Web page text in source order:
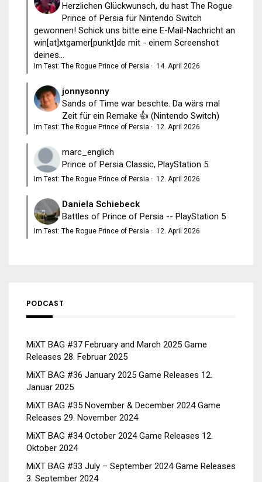
Herzlichen Glückwunsch, du hast The Rogue
Prince of Persia für Nintendo Switch
gewonnen! Schick uns bitte eine E-Mail-Nachricht an
win[at]xtgamer[punkt]de mit - einem Screenshot
deines...
Im Test: The Rogue Prince of Persia · 14. April 2026
jonnysonny
Sands of Time war beschte. Da wärs mal
Zeit für ein Remake 👍 (Nintendo Switch)
Im Test: The Rogue Prince of Persia · 12. April 2026
marc_englich
Prince of Persia Classic, PlayStation 5
Im Test: The Rogue Prince of Persia · 12. April 2026
Daniela Schiebeck
Battles of Prince of Persia -- PlayStation 5
Im Test: The Rogue Prince of Persia · 12. April 2026
PODCAST
MiXT BAG #37 February and March 2025 Game
Releases 28. Februar 2025
MiXT BAG #36 January 2025 Game Releases 12.
Januar 2025
MiXT BAG #35 November & December 2024 Game
Releases 29. November 2024
MiXT BAG #34 October 2024 Game Releases 12.
Oktober 2024
MiXT BAG #33 July – September 2024 Game Releases
3. September 2024